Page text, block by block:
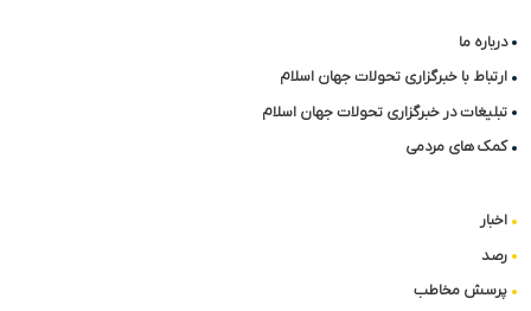
درباره ما
ارتباط با خبرگزاری تحولات جهان اسلام
تبلیغات در خبرگزاری تحولات جهان اسلام
کمک های مردمی
اخبار
رصد
پرسش مخاطب